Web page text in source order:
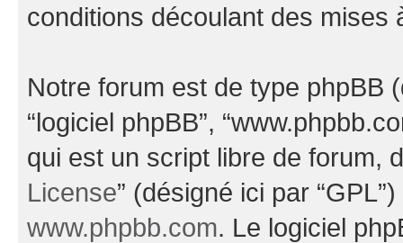
conditions découlant des mises
Notre forum est de type phpBB
“logiciel phpBB”,
qui est un script libre de forum,
License” (désigné ici par
www.phpbb.com. Le logiciel